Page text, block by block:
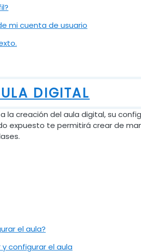
mi cuenta de usuario
Archivo
Archivo
DIGITAL
la creación del aula digital, su
expuesto te permitirá crear de
el aula?
Archivo
configurar el aula
URL